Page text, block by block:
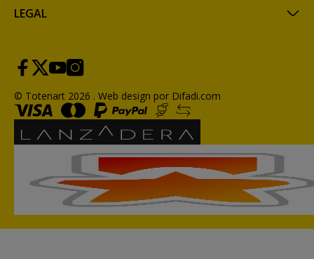
LEGAL
© Totenart 2026 . Web design por Difadi.com